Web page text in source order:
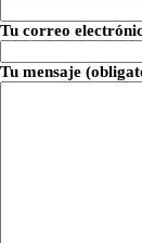
Tu correo
Tu mensaje